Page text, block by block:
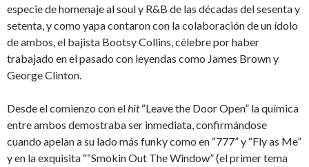
especie de homenaje al soul y R&B de las décadas del sesenta y
setenta, y como yapa contaron con la colaboración de un ídolo
de ambos, el bajista Bootsy Collins, célebre por haber
trabajado en el pasado con leyendas como James Brown y
George Clinton.
Desde el comienzo con elhit“Leave the Door Open” la química
entre ambos demostraba ser inmediata, confirmándose
cuando apelan a su lado más funky como en “777” y “Fly as Me”
y en la exquisita ““Smokin Out The Window” (el primer tema